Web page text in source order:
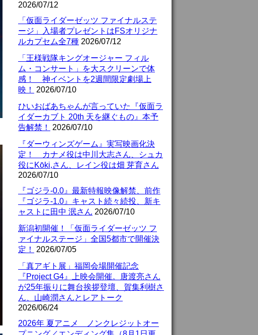
2026/07/12
「仮面ライダーゼッツ ファイナルステ
ージ」入場者プレゼントはFSオリジナ
ルカプセム全7種 2026/07/12
「王様戦隊キングオージャー フィル
ム・コンサート」を大スクリーンで体
感！ 神イベントを2週間限定劇場上
映！
2026/07/10
ひいおばあちゃんが言っていた『仮面ラ
イダーカブト 20th 天を継ぐもの』本予
告解禁！
2026/07/10
『ダーウィンズゲーム』実写映画化決
定！ カナメ役は中川大志さん、シュカ
役にKōki,さん、レイン役は畑 芽育さん
2026/07/10
『ゴジラ-0.0』最新特報映像解禁、前作
『ゴジラ-1.0』キャスト続々続投、新キ
ャストに田中 泯さん 2026/07/10
新潟初開催！「仮面ライダーゼッツ フ
ァイナルステージ」全国5都市で開催決
定！
2026/07/05
「真アギト展」福岡会場開催記念
『Project G4』上映会開催。唐渡亮さん
が25年振りに舞台挨拶登壇、賀集利樹さ
ん、山崎潤さんとレアトーク
2026/06/24
2026年 夏アニメ ノンクレジットオー